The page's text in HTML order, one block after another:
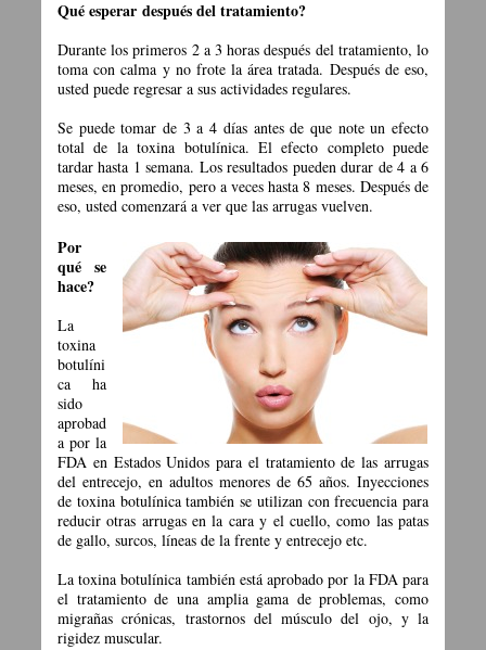
Qué esperar después del tratamiento?
Durante los primeros 2 a 3 horas después del tratamiento, lo
toma con calma y no frote la área tratada. Después de eso,
usted puede regresar a sus actividades regulares.
Se puede tomar de 3 a 4 días antes de que note un efecto
total de la toxina botulínica. El efecto completo puede
tardar hasta 1 semana. Los resultados pueden durar de 4 a 6
meses, en promedio, pero a veces hasta 8 meses. Después de
eso, usted comenzará a ver que las arrugas vuelven.
Por
qué se
hace?
La
toxina
botulíni
ca ha
sido
aprobad
a por la
FDA en Estados Unidos para el tratamiento de las arrugas
del entrecejo, en adultos menores de 65 años. Inyecciones
de toxina botulínica también se utilizan con frecuencia para
reducir otras arrugas en la cara y el cuello, como las patas
de gallo, surcos, líneas de la frente y entrecejo etc.
La toxina botulínica también está aprobado por la FDA para
el tratamiento de una amplia gama de problemas, como
migrañas crónicas, trastornos del músculo del ojo, y la
rigidez muscular.